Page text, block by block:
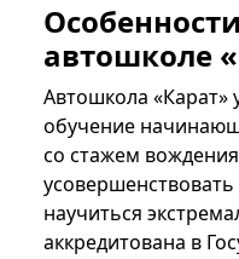
автошколе
Автошкола «Карат»
обучение
со стажем
научиться
аккредитована в